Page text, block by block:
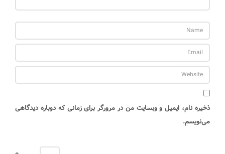
ذخیره نام، ایمیل و وبسایت من در مرورگر برای زمانی که دوباره دیدگاهی
می‌نویسم.